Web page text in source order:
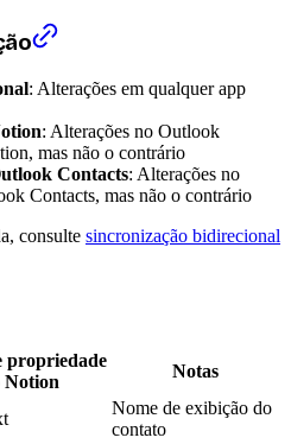
: Alterações em qualquer app
: Alterações no Outlook
mas não o contrário
Contacts: Alterações no
Contacts, mas não o contrário
consulte sincronização bidirecional
propriedade
Notion
Notas
Nome de exibição do
contato